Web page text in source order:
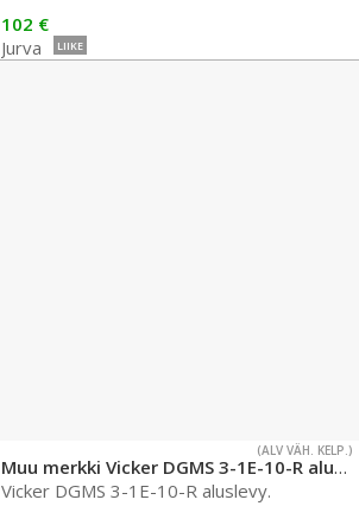
102 €
Jurva
LIIKE
(ALV VÄH. KELP.)
Muu merkki Vicker DGMS 3-1E-10-R aluslevy.
Vicker DGMS 3-1E-10-R aluslevy.